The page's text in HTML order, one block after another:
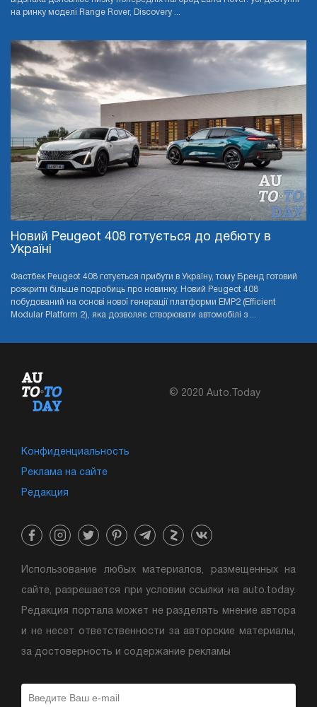
на ринку моделі Range Rover, Discovery ...
Новий Peugeot 408 готується до дебюту в
Україні
Фастбек Peugeot 408 готується прибути в Україну, тому Бренд готовий
розкрити більше подробиць про новинку. Новий Peugeot 408
побудований на основі нової генерації платформи EMP2 (Efficient
Modular Platform 2), яка дозволяє створювати автомобілі з ...
© 2020 Auto.Today
Конфиденциальность
Реклама на сайте
Редакция
Использование любых материалов, размещенных на
сайте, разрешается при условии ссылки на auto.today.
Редакция портала может не разделять мнение автора
и не несет ответственности за авторские материалы,
за достоверность и содержание рекламы